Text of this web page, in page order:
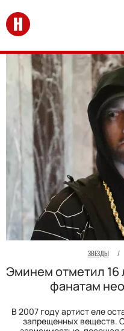
Перейти на главную
ЗВЕЗДЫ /
Эминем отметил 16
фанатам
В 2007 году артист еле
запрещенных веществ.